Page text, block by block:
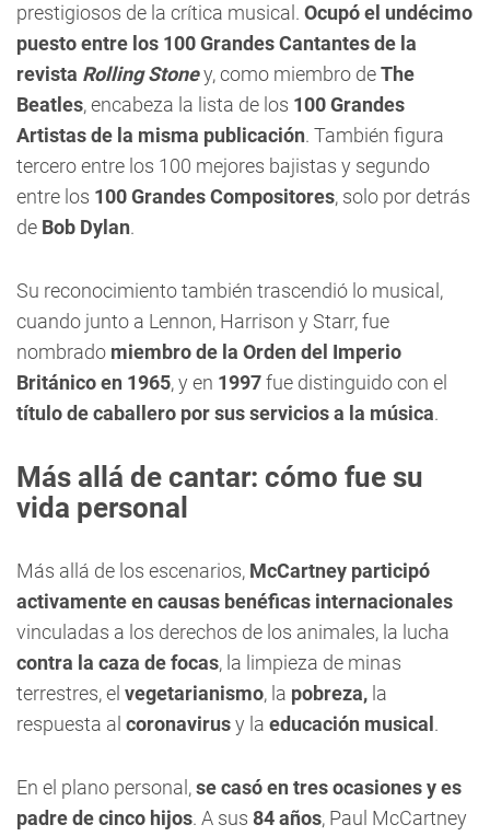
prestigiosos de la crítica musical. Ocupó el undécimo
puesto entre los 100 Grandes Cantantes de la
revista Rolling Stoney, como miembro deThe
Beatles, encabeza la lista de los 100 Grandes
Artistas de la misma publicación. También figura
tercero entre los 100 mejores bajistas y segundo
entre los 100 Grandes Compositores, solo por detrás
de Bob Dylan.
Su reconocimiento también trascendió lo musical,
cuando junto a Lennon, Harrison y Starr, fue
nombrado miembro de la Orden del Imperio
Británico en 1965, y en 1997fue distinguido con el
título de caballero por sus servicios a la música.
Más allá de cantar: cómo fue su
vida personal
Más allá de los escenarios, McCartney participó
activamente en causas benéficas internacionales
vinculadas a los derechos de los animales, la lucha
contra la caza de focas, la limpieza de minas
terrestres, el vegetarianismo, la pobreza, la
respuesta al coronavirusy la educación musical .
En el plano personal,se casó en tres ocasiones y es
padre de cinco hijos. A sus 84 años, Paul McCartney